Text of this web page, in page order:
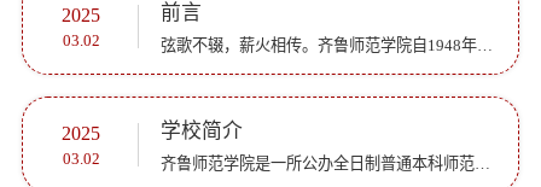
2025
03.02
前言
弦歌不辍，薪火相传。齐鲁师范学院自1948年建校以来，特别是2010年改建为普通本科师范高校以来，全面加强党的建设，持续深化教学改革，着力加强学科建设，重点强化科研创新，大力推进社会服务，不断优化治理机制...
2025
03.02
学校简介
齐鲁师范学院是一所公办全日制普通本科师范院校。学校前身是创办于1948年的华东大学教育学院:1949年由山东益都(青州市)迁址至山东济南;1960年更名为山东教育学院;2010年改制更名为齐鲁师范学院。2018年顺利通过教...